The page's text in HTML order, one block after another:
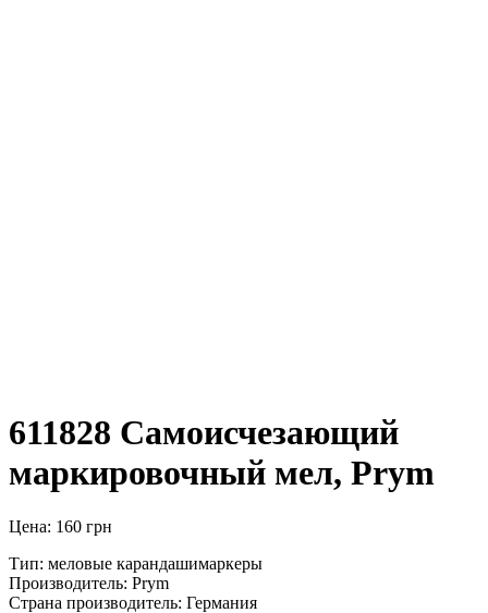
611828 Самоисчезающий
маркировочный мел, Prym
Цена: 160 грн
Тип: меловые карандашимаркеры
Производитель: Prym
Страна производитель: Германия